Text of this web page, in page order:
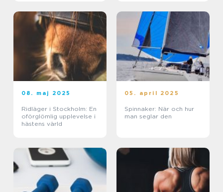
08. maj 2025
Ridläger i Stockholm: En
oförglömlig upplevelse i
hästens värld
05. april 2025
Spinnaker: När och hur
man seglar den